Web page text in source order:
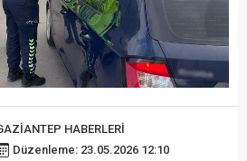
HABERLERİ
Düzenleme: 23.05.2026 12:10